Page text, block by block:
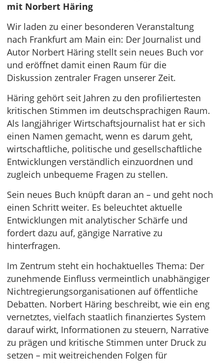
mit Norbert Häring
Wir laden zu einer besonderen Veranstaltung
nach Frankfurt am Main ein: Der Journalist und
Autor Norbert Häring stellt sein neues Buch vor
und eröffnet damit einen Raum für die
Diskussion zentraler Fragen unserer Zeit.
Häring gehört seit Jahren zu den profiliertesten
kritischen Stimmen im deutschsprachigen Raum.
Als langjähriger Wirtschaftsjournalist hat er sich
einen Namen gemacht, wenn es darum geht,
wirtschaftliche, politische und gesellschaftliche
Entwicklungen verständlich einzuordnen und
zugleich unbequeme Fragen zu stellen.
Sein neues Buch knüpft daran an – und geht noch
einen Schritt weiter. Es beleuchtet aktuelle
Entwicklungen mit analytischer Schärfe und
fordert dazu auf, gängige Narrative zu
hinterfragen.
Im Zentrum steht ein hochaktuelles Thema: Der
zunehmende Einfluss vermeintlich unabhängiger
Nichtregierungsorganisationen auf öffentliche
Debatten. Norbert Häring beschreibt, wie ein eng
vernetztes, vielfach staatlich finanziertes System
darauf wirkt, Informationen zu steuern, Narrative
zu prägen und kritische Stimmen unter Druck zu
setzen – mit weitreichenden Folgen für